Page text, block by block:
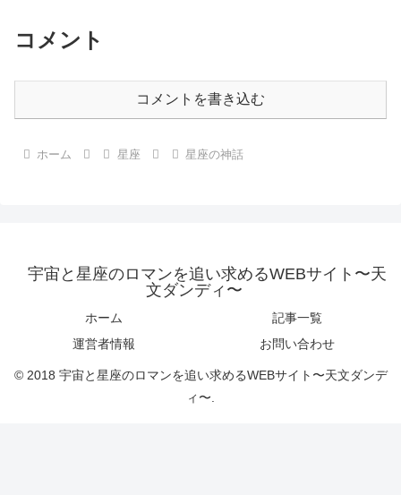
コメント
コメントを書き込む
ホーム 星座 星座の神話
宇宙と星座のロマンを追い求めるWEBサイト〜天
文ダンディ〜
ホーム
記事一覧
運営者情報
お問い合わせ
© 2018 宇宙と星座のロマンを追い求めるWEBサイト〜天文ダンデ
ィ〜.